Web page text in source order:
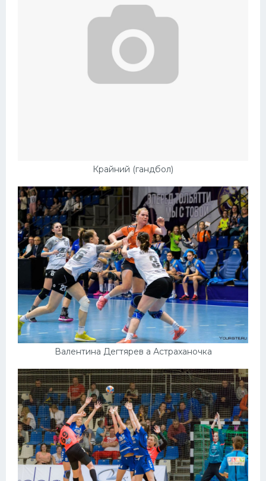
Крайний (гандбол)
Валентина Дегтярев а Астраханочка